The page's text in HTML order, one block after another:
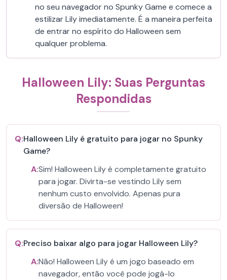
no seu navegador no Spunky Game e comece a
estilizar Lily imediatamente. É a maneira perfeita
de entrar no espírito do Halloween sem
qualquer problema.
Halloween Lily: Suas Perguntas
Respondidas
Q:Halloween Lily é gratuito para jogar no Spunky
Game?
A:Sim! Halloween Lily é completamente gratuito
para jogar. Divirta-se vestindo Lily sem
nenhum custo envolvido. Apenas pura
diversão de Halloween!
Q:Preciso baixar algo para jogar Halloween Lily?
A:Não! Halloween Lily é um jogo baseado em
navegador, então você pode jogá-lo